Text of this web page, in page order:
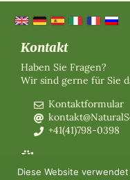
Kontakt
Haben Sie Fragen?
Wir sind gerne für Sie
Kontaktformular
+41(41)798-0398
Über uns
Organisation
Diese Website